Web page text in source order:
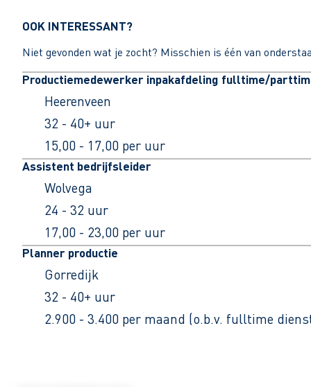
OOK INTERESSANT?
Niet gevonden wat je zocht? Misschien is één van
Productiemedewerker inpakafdeling fulltime/
Heerenveen
32 - 40+ uur
15,00 - 17,00 per uur
Assistent bedrijfsleider
Wolvega
24 - 32 uur
17,00 - 23,00 per uur
Planner productie
Gorredijk
32 - 40+ uur
2.900 - 3.400 per maand (o.b.v. fulltime